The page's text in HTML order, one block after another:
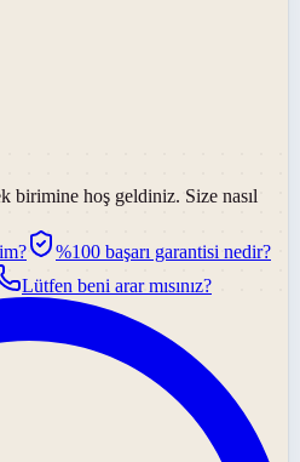
birimine hoş geldiniz. Size nasıl
%100 başarı garantisi nedir?
Lütfen beni arar mısınız?